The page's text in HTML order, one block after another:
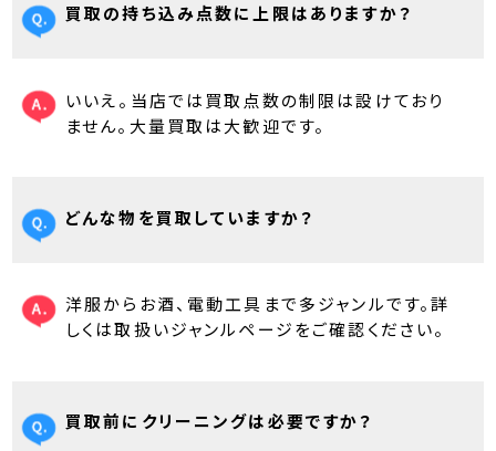
買取の持ち込み点数に上限はありますか？
いいえ。当店では買取点数の制限は設けており
ません。大量買取は大歓迎です。
どんな物を買取していますか？
洋服からお酒、電動工具まで多ジャンルです。詳
しくは取扱いジャンルページをご確認ください。
買取前にクリーニングは必要ですか？